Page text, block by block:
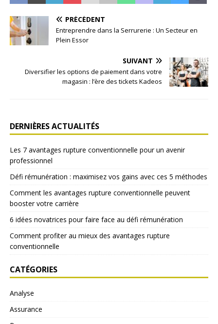
PRÉCÉDENT
Entreprendre dans la Serrurerie : Un Secteur en
Plein Essor
SUIVANT
Diversifier les options de paiement dans votre
magasin : l’ère des tickets Kadeos
DERNIÈRES ACTUALITÉS
Les 7 avantages rupture conventionnelle pour un avenir
professionnel
Défi rémunération : maximisez vos gains avec ces 5 méthodes
Comment les avantages rupture conventionnelle peuvent
booster votre carrière
6 idées novatrices pour faire face au défi rémunération
Comment profiter au mieux des avantages rupture
conventionnelle
CATÉGORIES
Analyse
Assurance